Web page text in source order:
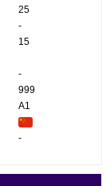
25
-
15
-
999
A1
-